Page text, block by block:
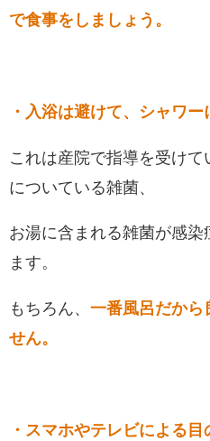
で食事をしましょう。
・入浴は避けて、シャワー
これは産院で指導を受け
についている雑菌、
お湯に含まれる雑菌が感染
ます。
もちろん、 一番風呂だから
せん。
・スマホやテレビによる